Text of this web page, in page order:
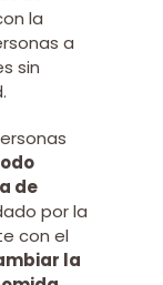
la
a
sin
de
por la
con el
la